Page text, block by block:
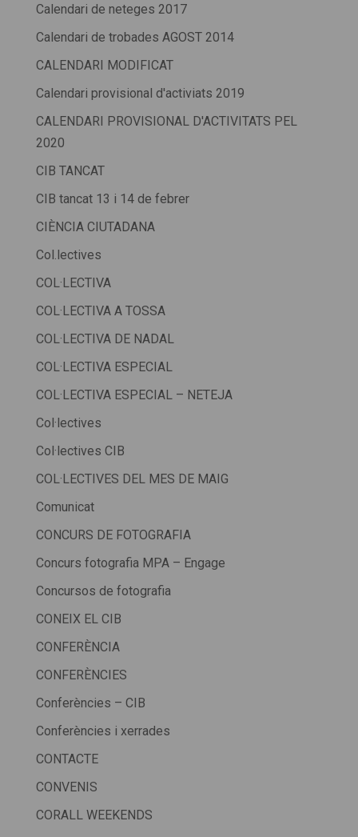
Calendari de neteges 2017
Calendari de trobades AGOST 2014
CALENDARI MODIFICAT
Calendari provisional d'activiats 2019
CALENDARI PROVISIONAL D'ACTIVITATS PEL
2020
CIB TANCAT
CIB tancat 13 i 14 de febrer
CIÈNCIA CIUTADANA
Col.lectives
COL·LECTIVA
COL·LECTIVA A TOSSA
COL·LECTIVA DE NADAL
COL·LECTIVA ESPECIAL
COL·LECTIVA ESPECIAL – NETEJA
Col·lectives
Col·lectives CIB
COL·LECTIVES DEL MES DE MAIG
Comunicat
CONCURS DE FOTOGRAFIA
Concurs fotografia MPA – Engage
Concursos de fotografia
CONEIX EL CIB
CONFERÈNCIA
CONFERÈNCIES
Conferències – CIB
Conferències i xerrades
CONTACTE
CONVENIS
CORALL WEEKENDS